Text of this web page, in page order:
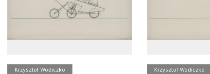
Krzysztof Wodiczko Krzysztof Wodiczko